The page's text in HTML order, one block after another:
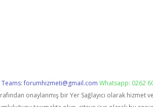
Teams:forumhizmeti@gmail.com Whatsapp: 0262
onaylanmış bir Yer Sağlayıcı olarak